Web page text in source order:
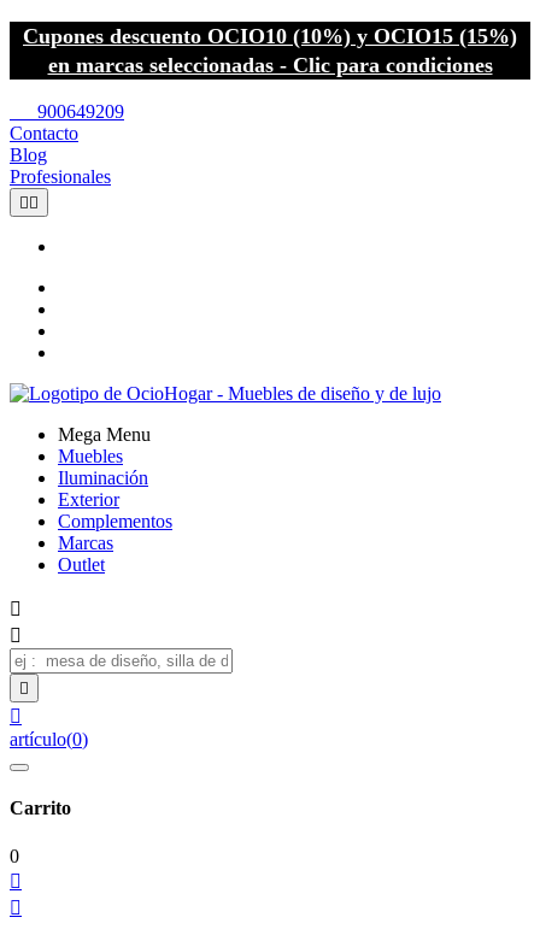
Cupones descuento OCIO10 (10%) y OCIO15 (15%)
en marcas seleccionadas - Clic para condiciones
900649209
Contacto
Blog
Profesionales
 
Mega Menu
Muebles
Iluminación
Exterior
Complementos
Marcas
Outlet




artículo(0)
Carrito
0

